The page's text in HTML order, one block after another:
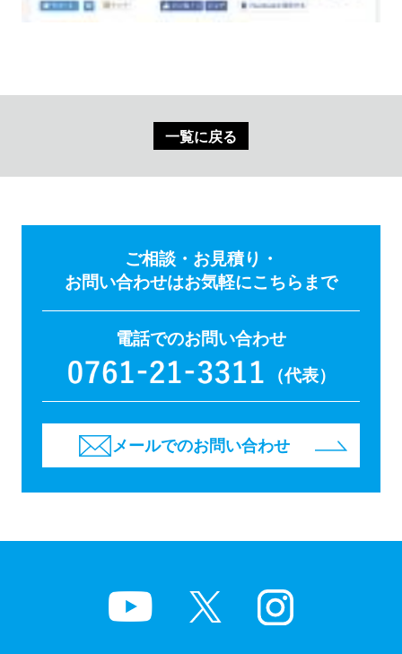
一覧に戻る
ご相談・お見積り・
お問い合わせはお気軽にこちらまで
電話でのお問い合わせ
（代表）
メールでのお問い合わせ